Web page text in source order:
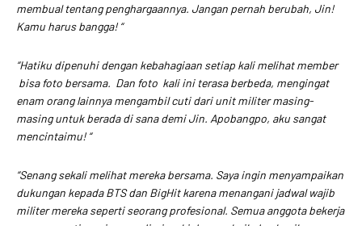
membual tentang penghargaannya. Jangan pernah berubah, Jin!
Kamu harus bangga! “
“Hatiku dipenuhi dengan kebahagiaan setiap kali melihat member
bisa foto bersama. Dan foto kali ini terasa berbeda, mengingat
enam orang lainnya mengambil cuti dari unit militer masing-
masing untuk berada di sana demi Jin. Apobangpo, aku sangat
mencintaimu! “
“Senang sekali melihat mereka bersama. Saya ingin menyampaikan
dukungan kepada BTS dan BigHit karena menangani jadwal wajib
militer mereka seperti seorang profesional. Semua anggota bekerja